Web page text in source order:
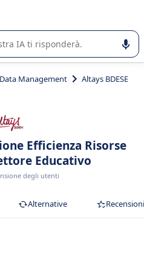
o nella scelta di un
Management Altays BDESE
Efficienza Risorse
Educativo
degli utenti
Alternative Recensioni